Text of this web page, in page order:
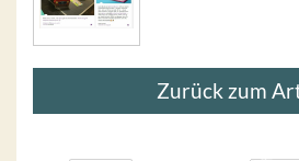
Zurück zum